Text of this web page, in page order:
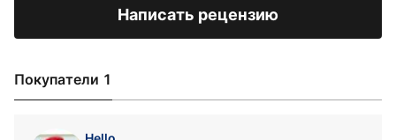
Написать рецензию
Покупатели 1